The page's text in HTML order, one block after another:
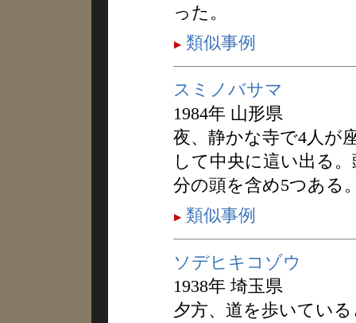
った。
類似事例
スミノバサマ
1984年 山形県
夜、静かな寺で4人が
して中央に這い出る
分の頭を含め5つある
類似事例
ソデヒキコゾウ
1938年 埼玉県
夕方、道を歩いてい